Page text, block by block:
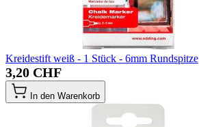
Kreidestift weiß - 1 Stück - 6mm Rundspitze
3,20 CHF
In den Warenkorb